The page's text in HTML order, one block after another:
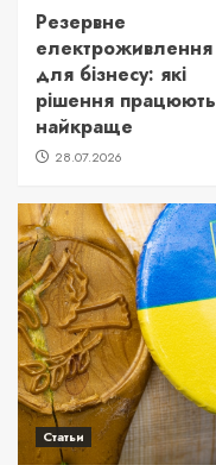
Резервне
електроживлення
для бізнесу: які
рішення працюють
найкраще
28.07.2026
Статьи